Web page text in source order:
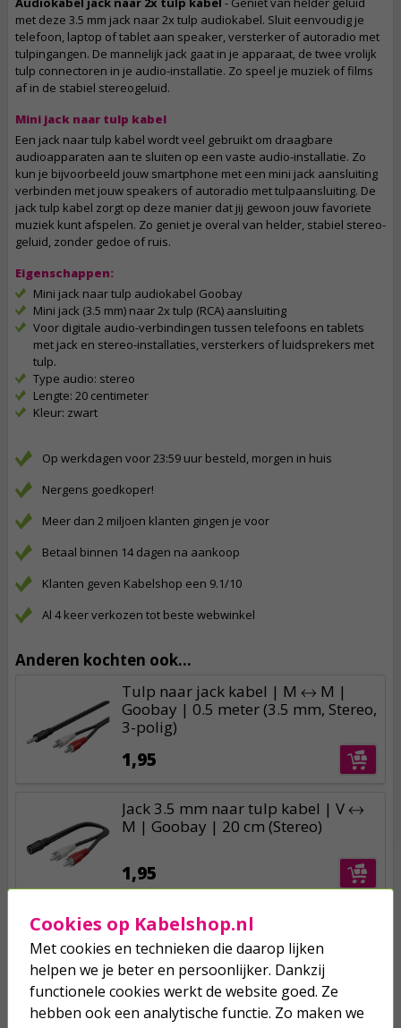
met deze 3.5 mm jack naar 2x tulp audiokabel. Sluit eenvoudig je
telefoon, laptop of tablet aan speaker, versterker of autoradio met
tulpingangen. De mannelijk jack gaat in je apparaat, de twee vrolijk
tulp connectoren in je audio-installatie. Zo speel je muziek of films
af in de stabiel stereogeluid.
Mini jack naar tulp kabel
Een jack naar tulp kabel wordt veel gebruikt om draagbare
audioapparaten aan te sluiten op een vaste audio-installatie. Zo
kun je bijvoorbeeld jouw smartphone met een mini jack aansluiting
verbinden met jouw speakers of autoradio met tulpaansluiting. De
jack tulp kabel zorgt op deze manier dat jij gewoon jouw favoriete
muziek kunt afspelen. Zo geniet je overal van helder, stabiel stereo-
geluid, zonder gedoe of ruis.
Eigenschappen:
Mini jack naar tulp audiokabel Goobay
Mini jack (3.5 mm) naar 2x tulp (RCA) aansluiting
Voor digitale audio-verbindingen tussen telefoons en tablets
met jack en stereo-installaties, versterkers of luidsprekers met
tulp.
Type audio: stereo
Lengte: 20 centimeter
Kleur: zwart
Op werkdagen voor 23:59 uur besteld, morgen in huis
Nergens goedkoper!
Meer dan 2 miljoen klanten gingen je voor
Betaal binnen 14 dagen na aankoop
Klanten geven Kabelshop een 9.1/10
Al 4 keer verkozen tot beste webwinkel
Anderen kochten ook...
Tulp naar jack kabel | M ↔ M |
Goobay | 0.5 meter (3.5 mm, Stereo,
3-polig)
1,95
Jack 3.5 mm naar tulp kabel | V ↔
M | Goobay | 20 cm (Stereo)
1,95
2x tulp naar 3.5 mm jack adapter |
V ↔ M | Goobay (Stereo)
0,95
Cookies op Kabelshop.nl
Met cookies en technieken die daarop lijken
helpen we je beter en persoonlijker. Dankzij
functionele cookies werkt de website goed. Ze
hebben ook een analytische functie. Zo maken we